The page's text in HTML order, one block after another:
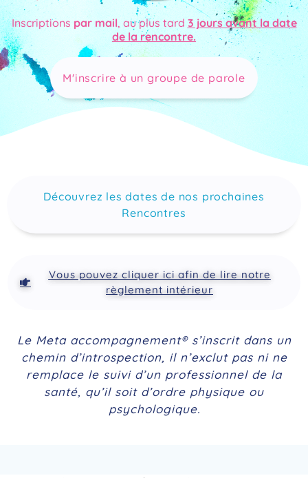
Inscriptions par mail, au plus tard 3 jours avant la date
de la rencontre.
M'inscrire à un groupe de parole
Découvrez les dates de nos prochaines
Rencontres
Vous pouvez cliquer ici afin de lire notre
règlement intérieur
Le Meta accompagnement® s’inscrit dans un
chemin d’introspection, il n’exclut pas ni ne
remplace le suivi d’un professionnel de la
santé, qu’il soit d’ordre physique ou
psychologique.